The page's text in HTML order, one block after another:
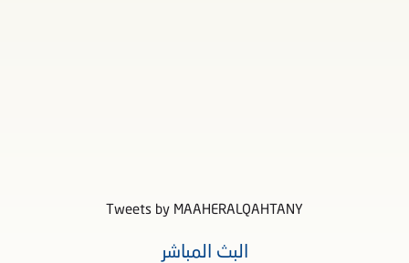
Tweets by MAAHERALQAHTANY
البث المباشر